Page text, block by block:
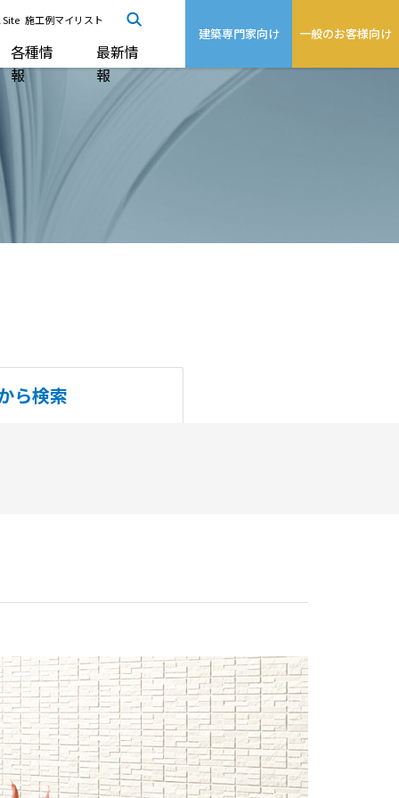
施工例マイリスト
各種情
報
最新情
報
建築専門家向け 一般のお客様向け
ら検索